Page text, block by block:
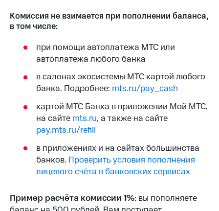
карту
Оформить
SIM-
для
иностранцев
Оформить
чистый
номер
красивый
номер
карту
оплате
с карты
МТС
Выберите
ТВ
с выгодным
Тарифы
ТВ и телефон
для дома
Личный
Комиссия не взимается при пополнении баланса,
в том числе:
при помощи автоплатежа МТС или
автоплатежа любого банка
в салонах экосистемы МТС картой любого
банка. Подробнее: mts.ru/pay_cash
картой МТС Банка в приложении Мой МТС,
на сайте mts.ru, а также на сайте
pay.mts.ru/refill
в приложениях и на сайтах большинства
банков. Проверить условия пополнения
лицевого счёта в банковских сервисах
Пример расчёта комиссии 1%: вы пополняете